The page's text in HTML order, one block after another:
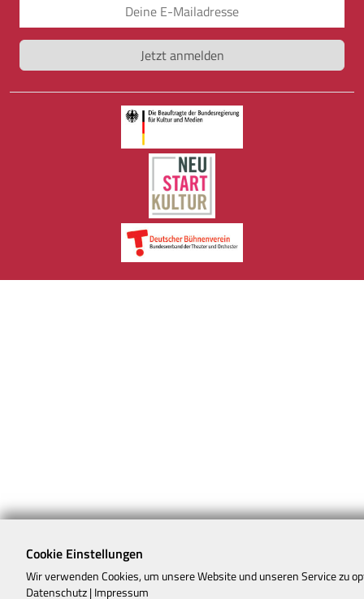
Cookie Einstellungen
Wir verwenden Cookies, um unsere Website und unseren Service zu
Datenschutz | Impressum